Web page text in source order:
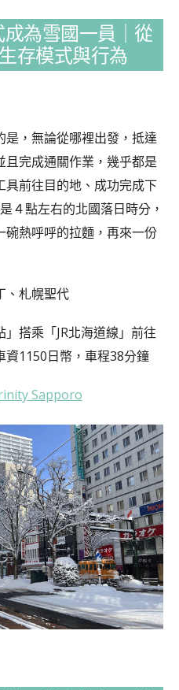
成為雪國一員｜從
存模式與行為
是，無論從哪裡出發，抵達
完成通關作業，幾乎都是
具前往目的地、成功完成下
４點左右的北國落日時分，
碗熱呼呼的拉麵，再來一份
、札幌聖代
」搭乘「JR北海道線」前往
資1150日幣，車程38分鐘
Sapporo